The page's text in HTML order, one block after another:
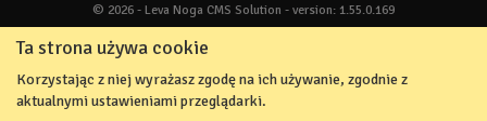
© 2026 - Leva Noga CMS Solution - version: 1.55.0.169
Ta strona używa cookie
Korzystając z niej wyrażasz zgodę na ich używanie, zgodnie z
aktualnymi ustawieniami przeglądarki.